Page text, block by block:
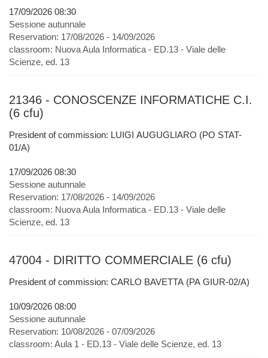
17/09/2026 08:30
Sessione autunnale
Reservation: 17/08/2026 - 14/09/2026
classroom: Nuova Aula Informatica - ED.13 - Viale delle
Scienze, ed. 13
21346 - CONOSCENZE INFORMATICHE C.I.
(6 cfu)
President of commission: LUIGI AUGUGLIARO (PO STAT-
01/A)
17/09/2026 08:30
Sessione autunnale
Reservation: 17/08/2026 - 14/09/2026
classroom: Nuova Aula Informatica - ED.13 - Viale delle
Scienze, ed. 13
47004 - DIRITTO COMMERCIALE (6 cfu)
President of commission: CARLO BAVETTA (PA GIUR-02/A)
10/09/2026 08:00
Sessione autunnale
Reservation: 10/08/2026 - 07/09/2026
classroom: Aula 1 - ED.13 - Viale delle Scienze, ed. 13